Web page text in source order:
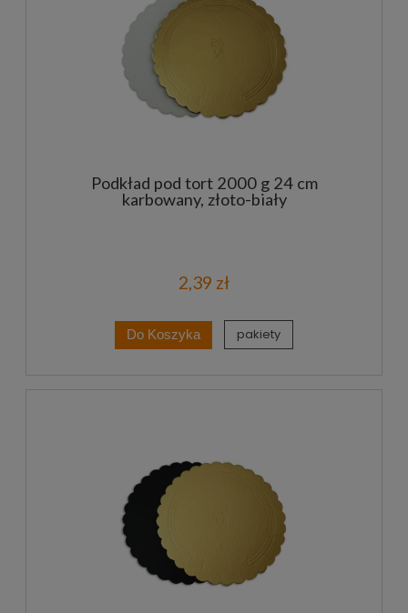
Podkład pod tort 2000 g 24 cm
karbowany, złoto-biały
2,39 zł
Do Koszyka pakiety